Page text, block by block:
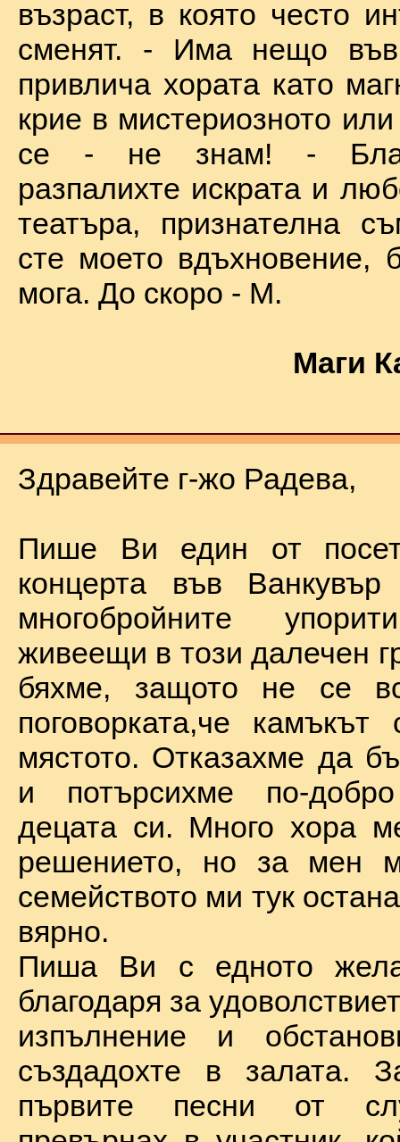
възраст, в която често
сменят. - Има нещо във
привлича хората като
крие в мистериозното
се - не знам! -
разпалихте искрата и
театъра, признателна
сте моето вдъхновение,
мога. До скоро - М.
Маги
Здравейте г-жо Радева,
Пише Ви един от
концерта във
многобройните
живеещи в този далечен
бяхме, защото не се
поговорката,че
мястото. Отказахме да
и потърсихме по-
децата си. Много хора
решението, но за мен
семейството ми тук
вярно.
Пиша Ви с едното
благодаря за
изпълнение и
създадохте в залата.
първите песни от